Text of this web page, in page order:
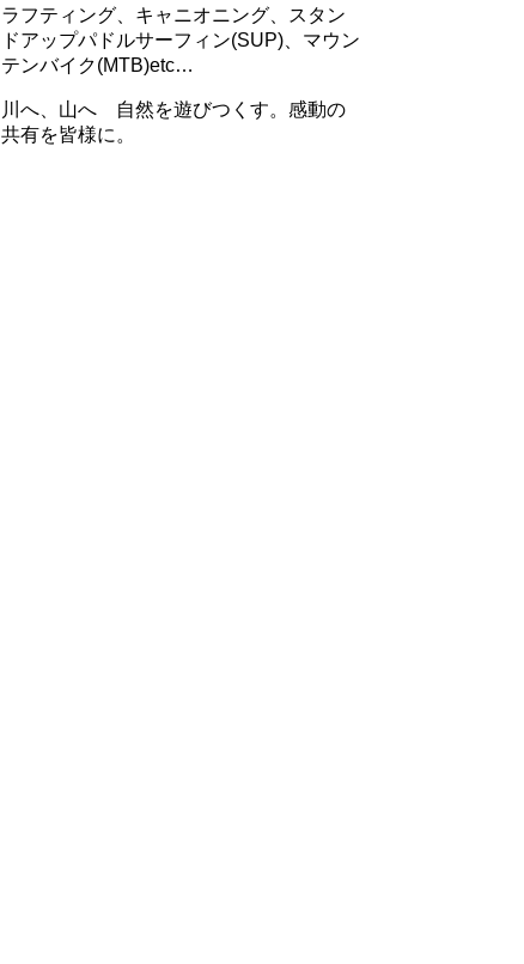
ラフティング、キャニオニング、スタン
ドアップパドルサーフィン(SUP)、マウン
テンバイク(MTB)etc…
川へ、山へ 自然を遊びつくす。感動の
共有を皆様に。